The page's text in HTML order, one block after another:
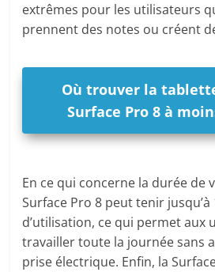
extrêmes pour les utilisateurs
prennent des notes ou créent
Où trouver la
Surface Pro 8 à
En ce qui concerne la durée de
Surface Pro 8 peut tenir jusqu’à
d’utilisation, ce qui permet aux
travailler toute la journée sans
prise électrique. Enfin, la